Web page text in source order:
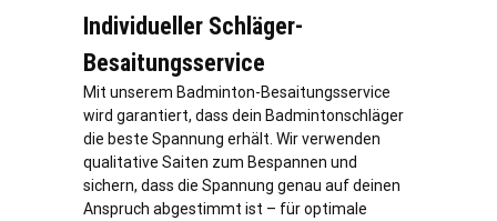
Individueller Schläger-
Besaitungsservice
Mit unserem Badminton-Besaitungsservice
wird garantiert, dass dein Badmintonschläger
die beste Spannung erhält. Wir verwenden
qualitative Saiten zum Bespannen und
sichern, dass die Spannung genau auf deinen
Anspruch abgestimmt ist – für optimale